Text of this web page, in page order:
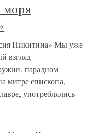
моря
Никитина» Мы уже
взгляд
парадном
митре епископа,
употреблялись